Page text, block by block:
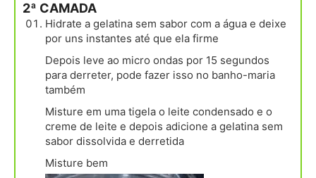
2ª CAMADA
Hidrate a gelatina sem sabor com a água e deixe
por uns instantes até que ela firme
Depois leve ao micro ondas por 15 segundos
para derreter, pode fazer isso no banho-maria
também
Misture em uma tigela o leite condensado e o
creme de leite e depois adicione a gelatina sem
sabor dissolvida e derretida
Misture bem